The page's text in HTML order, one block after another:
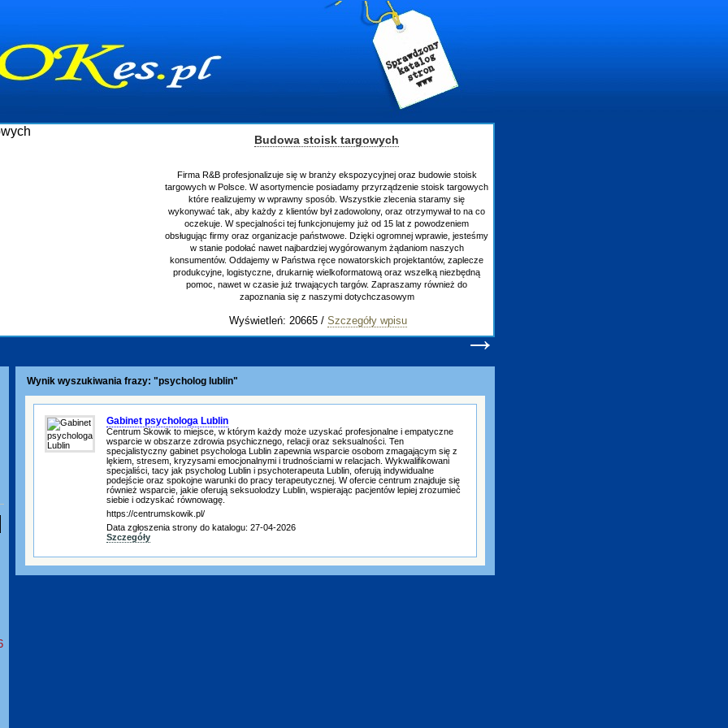
Budowa stoisk targowych
Firma R&B profesjonalizuje się w branży ekspozycyjnej oraz budowie stoisk
targowych w Polsce. W asortymencie posiadamy przyrządzenie stoisk targowych
które realizujemy w wprawny sposób. Wszystkie zlecenia staramy się
wykonywać tak, aby każdy z klientów był zadowolony, oraz otrzymywał to na co
oczekuje. W specjalności tej funkcjonujemy już od 15 lat z powodzeniem
obsługując firmy oraz organizacje państwowe. Dzięki ogromnej wprawie, jesteśmy
w stanie podołać nawet najbardziej wygórowanym żądaniom naszych
konsumentów. Oddajemy w Państwa ręce nowatorskich projektantów, zaplecze
produkcyjne, logistyczne, drukarnię wielkoformatową oraz wszelką niezbędną
pomoc, nawet w czasie już trwających targów. Zapraszamy również do
zapoznania się z naszymi dotychczasowym
Wyświetleń: 20665 / Szczegóły wpisu
→
Wynik wyszukiwania frazy: "psycholog lublin"
Gabinet psychologa Lublin
Centrum Skowik to miejsce, w którym każdy może uzyskać profesjonalne i empatyczne
wsparcie w obszarze zdrowia psychicznego, relacji oraz seksualności. Ten
specjalistyczny gabinet psychologa Lublin zapewnia wsparcie osobom zmagającym się z
lękiem, stresem, kryzysami emocjonalnymi i trudnościami w relacjach. Wykwalifikowani
specjaliści, tacy jak psycholog Lublin i psychoterapeuta Lublin, oferują indywidualne
podejście oraz spokojne warunki do pracy terapeutycznej. W ofercie centrum znajduje się
również wsparcie, jakie oferują seksuolodzy Lublin, wspierając pacjentów lepiej zrozumieć
siebie i odzyskać równowagę.
https://centrumskowik.pl/
Data zgłoszenia strony do katalogu: 27-04-2026
Szczegóły